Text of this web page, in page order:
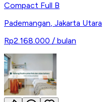
Compact Full B
Pademangan, Jakarta Utara
Rp2.168.000 / bulan